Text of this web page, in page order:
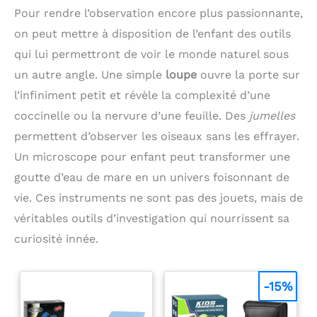
croquis. Non adapté aux
marqueurs à alcool et
aux stylos aquarelle
en Haut et Papier
Microperforé】La reliure
spirale en haut est
pratique et conviviale
pour les gauchers et les
droitiers, permettant au
bloc de rester à plat une
le tournage des pages.
Avec une couverture en
rigide pour une
supplémentaire, il garde
permettant de retirer
facilement une page
individuelle 【Bloc de
Dessin Premium】Ce
maison et pour le croquis urbain en déplacement;
polyvalent, du croquis à l'oeuvre finie
Pour rendre l’observation encore plus passionnante,
on peut mettre à disposition de l’enfant des outils
qui lui permettront de voir le monde naturel sous
un autre angle. Une simple loupe ouvre la porte sur
l’infiniment petit et révèle la complexité d’une
coccinelle ou la nervure d’une feuille. Des jumelles
permettent d’observer les oiseaux sans les effrayer.
Un microscope pour enfant peut transformer une
goutte d’eau de mare en un univers foisonnant de
vie. Ces instruments ne sont pas des jouets, mais de
véritables outils d’investigation qui nourrissent sa
curiosité innée.
-15%